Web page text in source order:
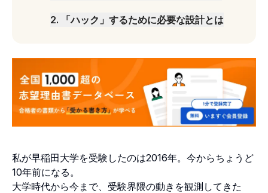
2. 「ハック」するために必要な設計とは
私が早稲田大学を受験したのは2016年。今からちょうど
10年前になる。
大学時代から今まで、受験界隈の動きを観測してきた